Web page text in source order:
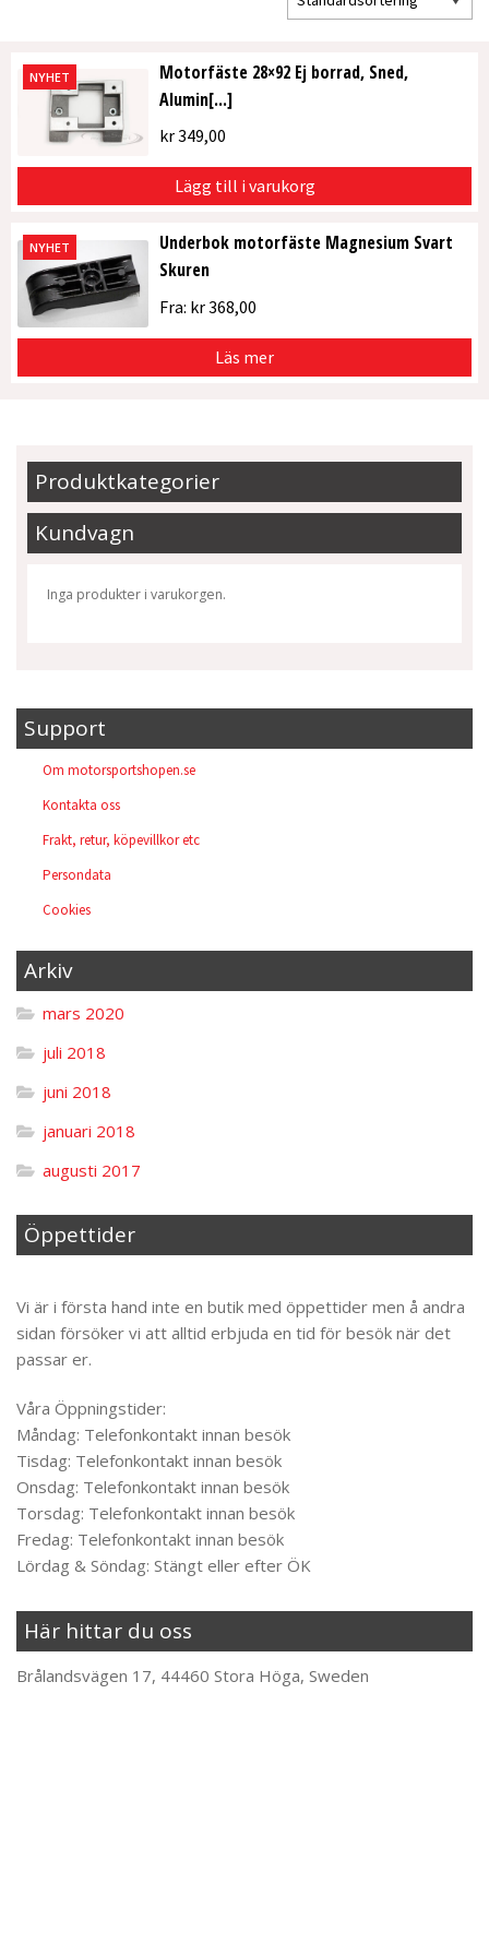
NYHET
Motorfäste 28×92 Ej borrad, Sned,
Alumin[...]
kr349,00
Lägg till i varukorg
NYHET
Underbok motorfäste Magnesium Svart
Skuren
Fra: kr368,00
Läs mer
Produktkategorier
Kundvagn
Inga produkter i varukorgen.
Support
Om motorsportshopen.se
Kontakta oss
Frakt, retur, köpevillkor etc
Persondata
Cookies
Arkiv
mars 2020
juli 2018
juni 2018
januari 2018
augusti 2017
Öppettider
Vi är i första hand inte en butik med öppettider men å andra
sidan försöker vi att alltid erbjuda en tid för besök när det
passar er.
Våra Öppningstider:
Måndag: Telefonkontakt innan besök
Tisdag: Telefonkontakt innan besök
Onsdag: Telefonkontakt innan besök
Torsdag: Telefonkontakt innan besök
Fredag: Telefonkontakt innan besök
Lördag & Söndag: Stängt eller efter ÖK
Här hittar du oss
Brålandsvägen 17, 44460 Stora Höga, Sweden